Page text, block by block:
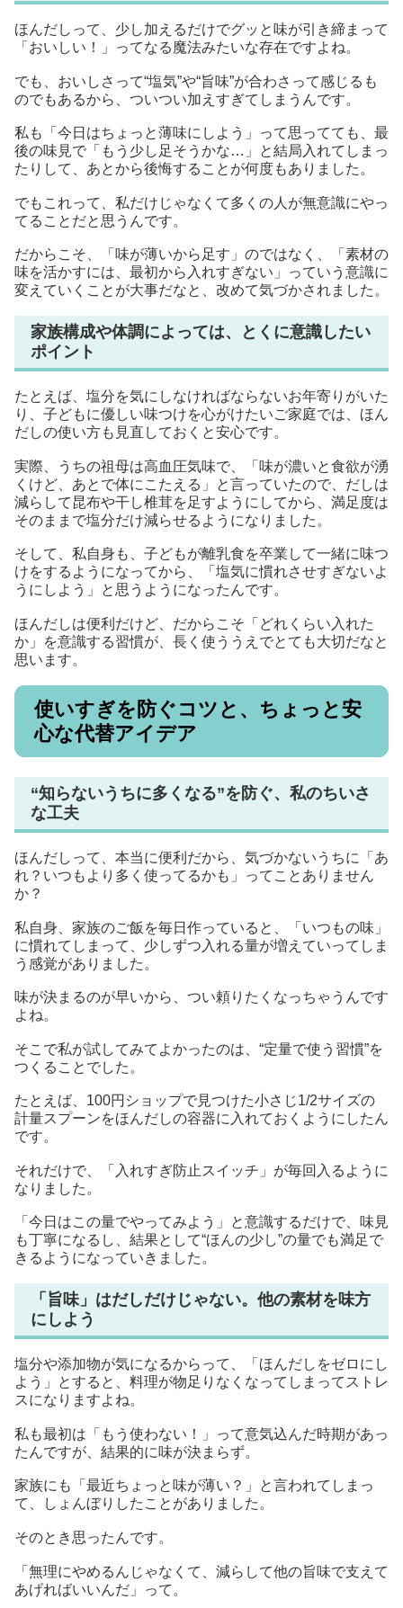
ほんだしって、少し加えるだけでグッと味が引き締まって
「おいしい！」ってなる魔法みたいな存在ですよね。
でも、おいしさって“塩気”や“旨味”が合わさって感じるも
のでもあるから、ついつい加えすぎてしまうんです。
私も「今日はちょっと薄味にしよう」って思ってても、最
後の味見で「もう少し足そうかな…」と結局入れてしまっ
たりして、あとから後悔することが何度もありました。
でもこれって、私だけじゃなくて多くの人が無意識にやっ
てることだと思うんです。
だからこそ、「味が薄いから足す」のではなく、「素材の
味を活かすには、最初から入れすぎない」っていう意識に
変えていくことが大事だなと、改めて気づかされました。
家族構成や体調によっては、とくに意識したい
ポイント
たとえば、塩分を気にしなければならないお年寄りがいた
り、子どもに優しい味つけを心がけたいご家庭では、ほん
だしの使い方も見直しておくと安心です。
実際、うちの祖母は高血圧気味で、「味が濃いと食欲が湧
くけど、あとで体にこたえる」と言っていたので、だしは
減らして昆布や干し椎茸を足すようにしてから、満足度は
そのままで塩分だけ減らせるようになりました。
そして、私自身も、子どもが離乳食を卒業して一緒に味つ
けをするようになってから、「塩気に慣れさせすぎないよ
うにしよう」と思うようになったんです。
ほんだしは便利だけど、だからこそ「どれくらい入れた
か」を意識する習慣が、長く使ううえでとても大切だなと
思います。
使いすぎを防ぐコツと、ちょっと安
心な代替アイデア
“知らないうちに多くなる”を防ぐ、私のちいさ
な工夫
ほんだしって、本当に便利だから、気づかないうちに「あ
れ？いつもより多く使ってるかも」ってことありません
か？
私自身、家族のご飯を毎日作っていると、「いつもの味」
に慣れてしまって、少しずつ入れる量が増えていってしま
う感覚がありました。
味が決まるのが早いから、つい頼りたくなっちゃうんです
よね。
そこで私が試してみてよかったのは、“定量で使う習慣”を
つくることでした。
たとえば、100円ショップで見つけた小さじ1/2サイズの
計量スプーンをほんだしの容器に入れておくようにしたん
です。
それだけで、「入れすぎ防止スイッチ」が毎回入るように
なりました。
「今日はこの量でやってみよう」と意識するだけで、味見
も丁寧になるし、結果として“ほんの少し”の量でも満足で
きるようになっていきました。
「旨味」はだしだけじゃない。他の素材を味方
にしよう
塩分や添加物が気になるからって、「ほんだしをゼロにし
よう」とすると、料理が物足りなくなってしまってストレ
スになりますよね。
私も最初は「もう使わない！」って意気込んだ時期があっ
たんですが、結果的に味が決まらず。
家族にも「最近ちょっと味が薄い？」と言われてしまっ
て、しょんぼりしたことがありました。
そのとき思ったんです。
「無理にやめるんじゃなくて、減らして他の旨味で支えて
あげればいいんだ」って。